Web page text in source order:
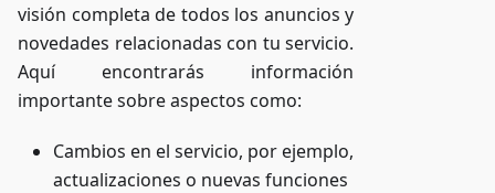
visión completa de todos los anuncios y
novedades relacionadas con tu servicio.
Aquí encontrarás información
importante sobre aspectos como:
Cambios en el servicio, por ejemplo,
actualizaciones o nuevas funciones